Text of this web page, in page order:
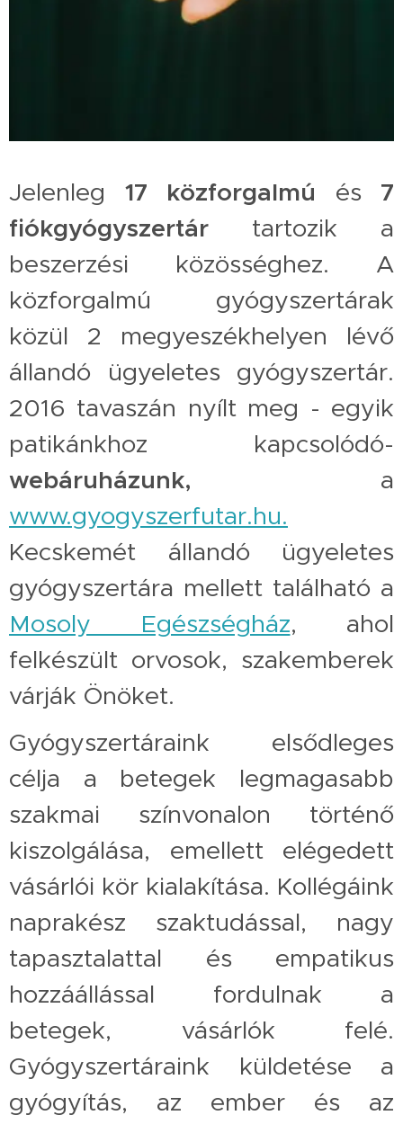
Jelenleg 17 közforgalmú és 7
fiókgyógyszertár tartozik a
beszerzési közösséghez. A
közforgalmú gyógyszertárak
közül 2 megyeszékhelyen lévő
állandó ügyeletes gyógyszertár.
2016 tavaszán nyílt meg - egyik
patikánkhoz kapcsolódó-
webáruházunk, a
www.gyogyszerfutar.hu.
Kecskemét állandó ügyeletes
gyógyszertára mellett található a
Mosoly Egészségház, ahol
felkészült orvosok, szakemberek
várják Önöket.
Gyógyszertáraink elsődleges
célja a betegek legmagasabb
szakmai színvonalon történő
kiszolgálása, emellett elégedett
vásárlói kör kialakítása. Kollégáink
naprakész szaktudással, nagy
tapasztalattal és empatikus
hozzáállással fordulnak a
betegek, vásárlók felé.
Gyógyszertáraink küldetése a
gyógyítás, az ember és az